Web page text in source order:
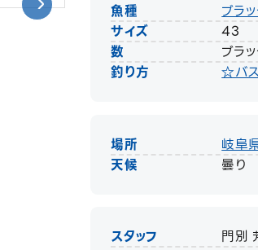
魚種
ブラ
サイズ
43
数
ブラ
釣り方
☆バス
場所
岐阜
天候
曇り
スタッフ
門別